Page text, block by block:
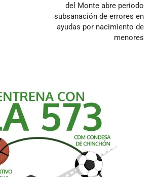
del Monte abre periodo
subsanación de errores en
ayudas por nacimiento de
menores